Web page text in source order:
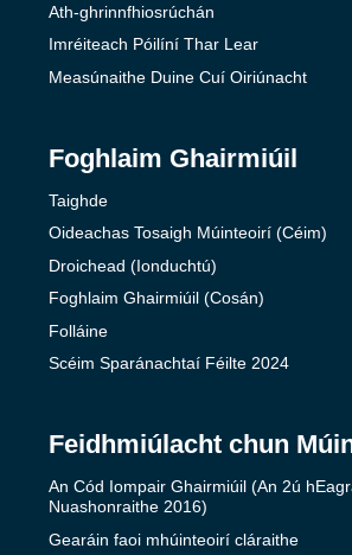
Ath-ghrinnfhiosrúchán
Imréiteach Póilíní Thar Lear
Measúnaithe Duine Cuí Oiriúnacht
Foghlaim Ghairmiúil
Taighde
Oideachas Tosaigh Múinteoirí (Céim)
Droichead (Ionduchtú)
Foghlaim Ghairmiúil (Cosán)
Folláine
Scéim Sparánachtaí Féilte 2024
Feidhmiúlacht chun
An Cód Iompair Ghairmiúil (An 2ú
Nuashonraithe 2016)
Gearáin faoi mhúinteoirí cláraithe